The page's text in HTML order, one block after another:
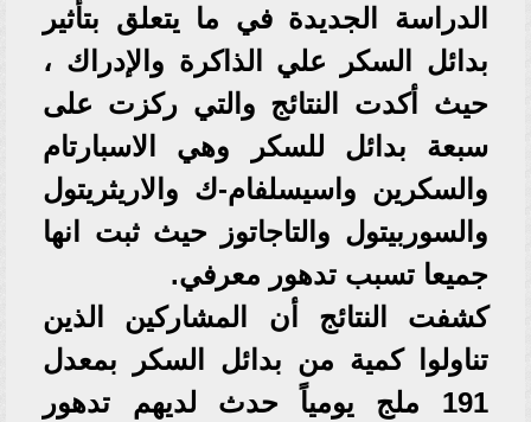
الدراسة الجديدة في ما يتعلق بتأثير
بدائل السكر علي الذاكرة والإدراك ،
حيث أكدت النتائج والتي ركزت على
سبعة بدائل للسكر وهي الاسبارتام
والسكرين واسيسلفام-ك والاريثريتول
والسوربيتول والتاجاتوز حيث ثبت انها
جميعا تسبب تدهور معرفي.
كشفت النتائج أن المشاركين الذين
تناولوا كمية من بدائل السكر بمعدل
191 ملج يومياً حدث لديهم تدهور